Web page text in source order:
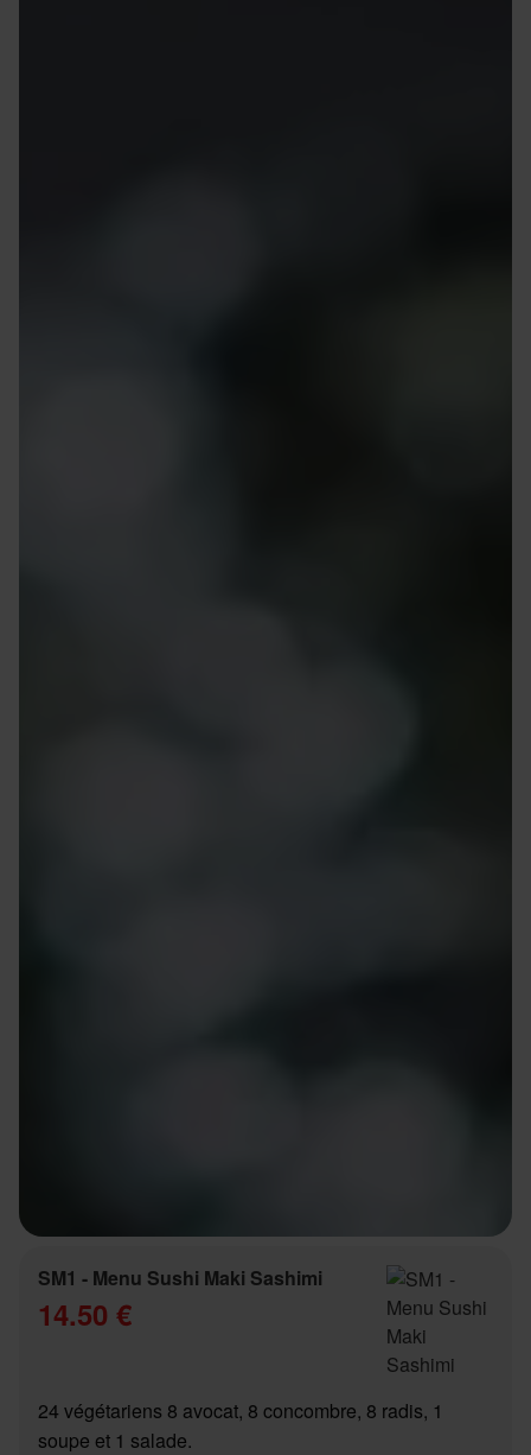
SM1 - Menu Sushi Maki Sashimi
14.50 €
24 végétariens 8 avocat, 8 concombre, 8 radis, 1
soupe et 1 salade.